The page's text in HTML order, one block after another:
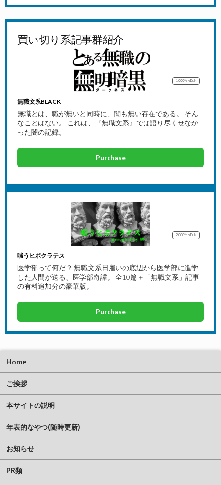
買い切り系記事群紹介
1,000YenBulk
無職文系BLACK
無職とは、職が無いと同時に、闇も無い存在である。 そん
なことはない。 これは、『無職文系』では語り尽くせなか
った闇の記録。
Purchase
2,000YenBulk
嗤うヒポクラテス
医学部って何だ？ 無職文系日雇いの底辺から医学部に進学
した人間が送る、医学部奇譚。 全10篇＋「無職文系」記事
の有料追加分の豪華版。
Purchase
Home
ご挨拶
本サイトの説明
年表的なやつ(随時更新)
お知らせ
PR類